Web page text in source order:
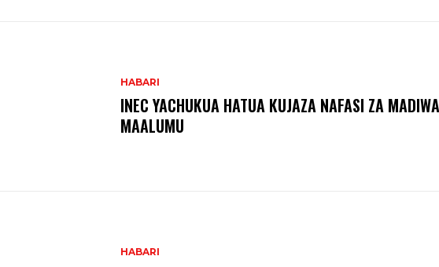
HABARI
INEC YACHUKUA HATUA KUJAZA NAFASI ZA
MAALUMU
HABARI